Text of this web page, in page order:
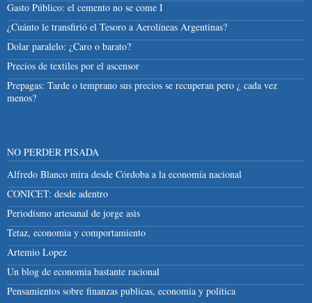
Gasto Público: el cemento no se come I
¿Cuánto le transfirió el Tesoro a Aerolíneas Argentinas?
Dolar paralelo: ¿Caro o barato?
Precios de textiles por el ascensor
Prepagas: Tarde o temprano sus precios se recuperan pero ¿ cada vez
menos?
NO PERDER PISADA
Alfredo Blanco mira desde Córdoba a la economía nacional
CONICET: desde adentro
Periodismo artesanal de jorge asis
Tetaz, economia y comportamiento
Artemio Lopez
Un blog de economia bastante racional
Pensamientos sobre finanzas publicas, economia y política